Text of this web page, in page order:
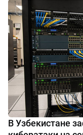
В Узбекистане